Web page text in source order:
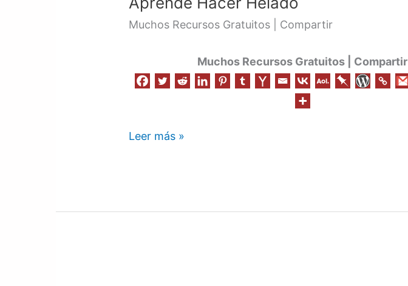
Muchos Recursos Gratuitos | Compartir
Muchos Recursos Gratuitos | Compartir
Leer más »